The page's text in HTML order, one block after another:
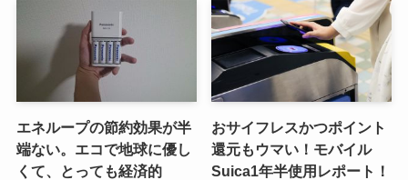
エネループの節約効果が半
端ない。エコで地球に優し
くて、とっても経済的
おサイフレスかつポイント
還元もウマい！モバイル
Suica1年半使用レポート！